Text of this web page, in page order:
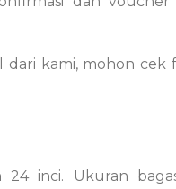
dari kami, mohon
24 inci. Ukuran